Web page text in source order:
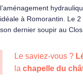
l’aménagement
idéale à Romorantin. Le
son dernier soupir au
Le saviez-vous ?
la chapelle du